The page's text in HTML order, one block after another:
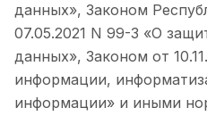
данных», Законом
07.05.2021 N 99-З «О
данных», Законом от
информации,
информации» и иными